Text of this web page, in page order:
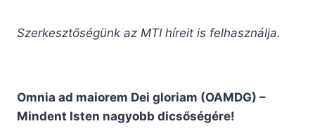
Szerkesztőségünk az MTI híreit is felhasználja.
Omnia ad maiorem Dei gloriam (OAMDG) –
Mindent Isten nagyobb dicsőségére!